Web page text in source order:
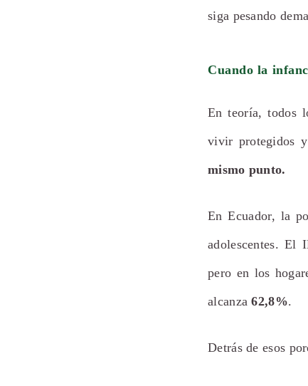
siga pesando
Cuando la
En teoría, todos
vivir protegidos
mismo punto.
En Ecuador, la
adolescentes. El
pero en los
alcanza62,8%.
Detrás de esos